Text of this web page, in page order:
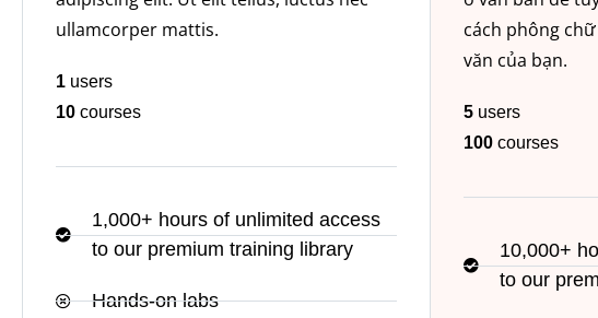
ullamcorper mattis.
1 users
10 courses
1,000+ hours of unlimited access
to our premium training library
Hands-on labs
cách phông
văn của bạn.
5 users
100 courses
10,000+
to our